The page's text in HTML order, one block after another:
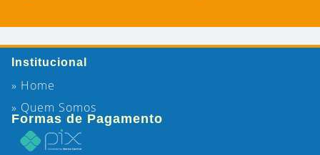
Institucional
» Home
» Quem Somos
Formas de Pagamento